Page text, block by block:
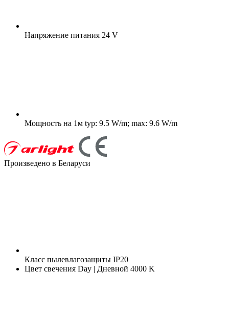
Напряжение питания 24 V
Мощность на 1м typ: 9.5 W/m; max: 9.6 W/m
Произведено в Беларуси
Класс пылевлагозащиты IP20
Цвет свечения Day | Дневной 4000 K